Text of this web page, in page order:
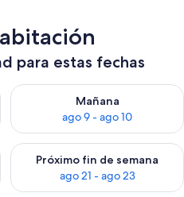
para estas fechas
noche, ago 8 - ago 9
Mañana
ago 9 - ago 10
Consulta la disponibilidad
fin de semana, ago 14 -
Próximo fin de semana
ago 21 - ago 23
Consulta la disponibilidad